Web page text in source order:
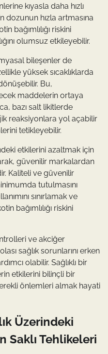
kıyasla daha hızlı
hızla artmasına
bağımlılığı riskini
olumsuz etkileyebilir.
bileşenler de
yüksek sıcaklıklarda
Bu,
maddelerin ortaya
bazı salt likitlerde
reaksiyonlara yol açabilir
tetikleyebilir.
etkilerini azaltmak için
güvenilir markalardan
Kaliteli ve güvenilir
tutulmasını
sınırlamak ve
bağımlılığı riskini
ve akciğer
sağlık sorunlarını erken
olabilir. Sağlıklı bir
etkilerini bilinçli bir
önlemleri almak hayati
Üzerindeki
Saklı Tehlikeleri